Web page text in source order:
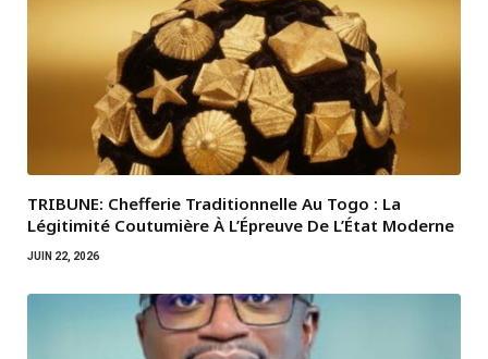
TRIBUNE: Chefferie Traditionnelle Au Togo : La
Légitimité Coutumière À L’Épreuve De L’État Moderne
JUIN 22, 2026